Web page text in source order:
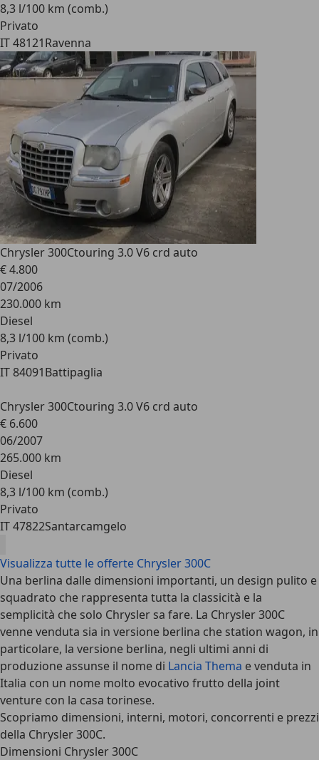
8,3 l/100 km (comb.)
Privato
IT 48121Ravenna
Chrysler 300Ctouring 3.0 V6 crd auto
€ 4.800
07/2006
230.000 km
Diesel
8,3 l/100 km (comb.)
Privato
IT 84091Battipaglia
Chrysler 300Ctouring 3.0 V6 crd auto
€ 6.600
06/2007
265.000 km
Diesel
8,3 l/100 km (comb.)
Privato
IT 47822Santarcamgelo
Visualizza tutte le offerte Chrysler 300C
Una berlina dalle dimensioni importanti, un design pulito e
squadrato che rappresenta tutta la classicità e la
semplicità che solo Chrysler sa fare. La Chrysler 300C
venne venduta sia in versione berlina che station wagon, in
particolare, la versione berlina, negli ultimi anni di
produzione assunse il nome di Lancia Thema e venduta in
Italia con un nome molto evocativo frutto della joint
venture con la casa torinese.
Scopriamo dimensioni, interni, motori, concorrenti e prezzi
della Chrysler 300C.
Dimensioni Chrysler 300C